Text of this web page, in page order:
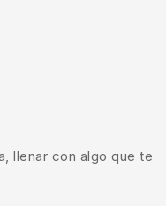
llenar con algo que te